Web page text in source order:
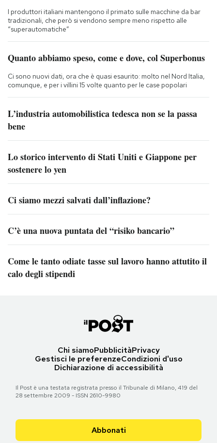
I produttori italiani mantengono il primato sulle macchine da bar
tradizionali, che però si vendono sempre meno rispetto alle
“superautomatiche”
Quanto abbiamo speso, come e dove, col Superbonus
Ci sono nuovi dati, ora che è quasi esaurito: molto nel Nord Italia,
comunque, e per i villini 15 volte quanto per le case popolari
L’industria automobilistica tedesca non se la passa
bene
Lo storico intervento di Stati Uniti e Giappone per
sostenere lo yen
Ci siamo mezzi salvati dall’inflazione?
C’è una nuova puntata del “risiko bancario”
Come le tanto odiate tasse sul lavoro hanno attutito il
calo degli stipendi
Chi siamoPubblicitàPrivacy
Gestisci le preferenzeCondizioni d'uso
Dichiarazione di accessibilità
Il Post è una testata registrata presso il Tribunale di Milano, 419 del
28 settembre 2009 - ISSN 2610-9980
Abbonati